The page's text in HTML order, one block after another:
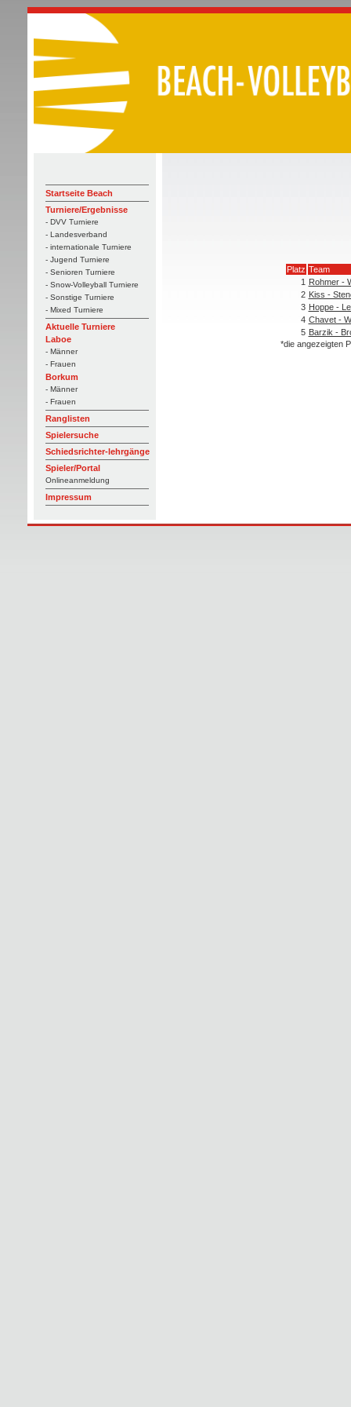
Startseite Beach
Turniere/Ergebnisse
- DVV Turniere
- Landesverband
- internationale Turniere
- Jugend Turniere
- Senioren Turniere
- Snow-Volleyball Turniere
- Sonstige Turniere
- Mixed Turniere
Aktuelle Turniere
Laboe
- Männer
- Frauen
Borkum
- Männer
- Frauen
Ranglisten
Spielersuche
Schiedsrichter-lehrgänge
Spieler/Portal
Onlineanmeldung
Impressum
Platz Team
1 Rohmer -
2 Kiss -
3 Hoppe -
4 Chavet -
5 Barzik -
*die angezeigten